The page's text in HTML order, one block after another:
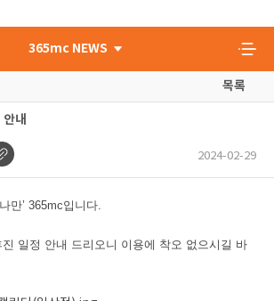
365mc NEWS
목록
내
2024-02-29
만’ 365mc입니다.
일정 안내 드리오니 이용에 착오 없으시길 바